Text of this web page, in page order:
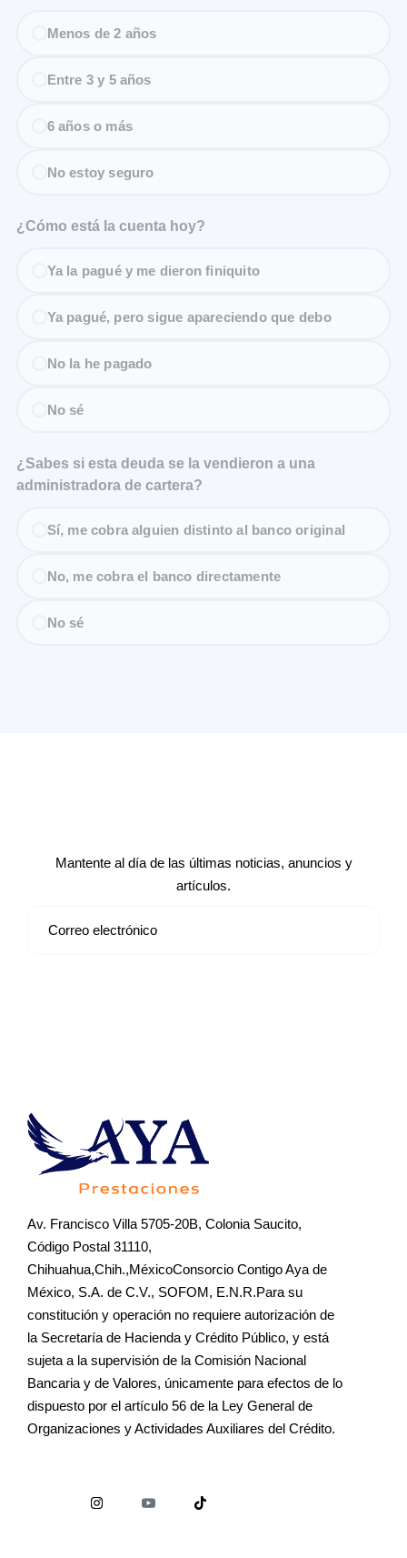
Menos de 2 años
Entre 3 y 5 años
6 años o más
No estoy seguro
¿Cómo está la cuenta hoy?
Ya la pagué y me dieron finiquito
Ya pagué, pero sigue apareciendo que debo
No la he pagado
No sé
¿Sabes si esta deuda se la vendieron a una
administradora de cartera?
Sí, me cobra alguien distinto al banco original
No, me cobra el banco directamente
No sé
Mantente al día de las últimas noticias, anuncios y
artículos.
Av. Francisco Villa 5705-20B, Colonia Saucito,
Código Postal 31110,
Chihuahua,Chih.,MéxicoConsorcio Contigo Aya de
México, S.A. de C.V., SOFOM, E.N.R.Para su
constitución y operación no requiere autorización de
la Secretaría de Hacienda y Crédito Público, y está
sujeta a la supervisión de la Comisión Nacional
Bancaria y de Valores, únicamente para efectos de lo
dispuesto por el artículo 56 de la Ley General de
Organizaciones y Actividades Auxiliares del Crédito.